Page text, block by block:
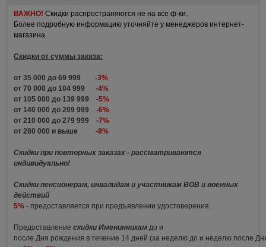
ВАЖНО! Скидки распространяются не на все ф-ки.
Более подробную информацию уточняйте у менеджеров интернет-
магазина.
Скидки от суммы заказа:
от 35 000 до 69 999 -3%
от 70 000 до 104 999 -4%
от 105 000 до 139 999 -5%
от 140 000 до 209 999 -6%
от 210 000 до 279 999 -7%
от 280 000 и выше -8%
Скидки при повторных заказах - рассматриваются
индивидуально!
Скидки пенсионерам, инвалидам и участникам ВОВ и военных
действий
5% - предоставляется при предъявлении удостоверения.
Предоставление скидки Именинникам до и
после Дня рождения в течение 14 дней (за неделю до и неделю после